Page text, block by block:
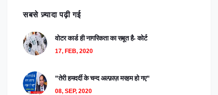
सबसे ज़्यादा पढ़ी गई
वोटर कार्ड ही नागरिकता का सबूत है- कोर्ट
17, FEB, 2020
"तेरी हमदर्दी के चन्द अल्फ़ाज़ मरहम हो गए"
08, SEP, 2020